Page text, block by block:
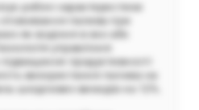
робочі характеристики
споживання палива при
як водіння в еко або
управління
продуктивності
використання палива на
шкідливих викидів на 12%.